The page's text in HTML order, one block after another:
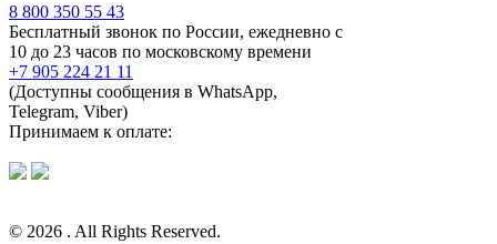
8 800 350 55 43
Бесплатный звонок по России, ежедневно с
10 до 23 часов по московскому времени
+7 905 224 21 11
(Доступны сообщения в WhatsApp,
Telegram, Viber)
Принимаем к оплате:
© 2026 . All Rights Reserved.